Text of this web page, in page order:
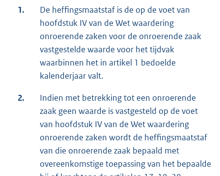
1.
De heffingsmaatstaf is de op de voet van
hoofdstuk IV van de Wet waardering
onroerende zaken voor de onroerende zaak
vastgestelde waarde voor het tijdvak
waarbinnen het in artikel 1 bedoelde
kalenderjaar valt.
2.
Indien met betrekking tot een onroerende
zaak geen waarde is vastgesteld op de voet
van hoofdstuk IV van de Wet waardering
onroerende zaken wordt de heffingsmaatstaf
van die onroerende zaak bepaald met
overeenkomstige toepassing van het bepaalde